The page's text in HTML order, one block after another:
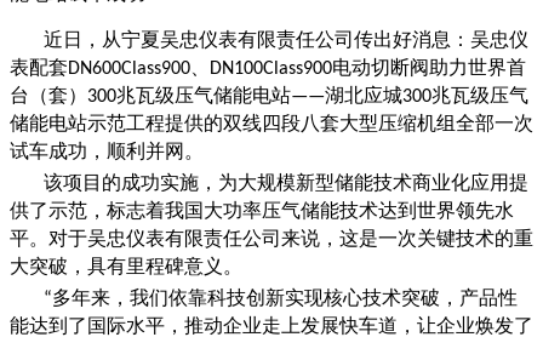
近日，从宁夏吴忠仪表有限责任公司传出好消息：吴忠仪
表配套DN600Class900 DN100Class900电动切断阀助力世界首
台（套） 300兆瓦级压气储能电站——湖北应城300兆瓦级压气
储能电站示范工程提供的双线四段八套大型压缩机组全部一次
试车成功，顺利并网。
该项目的成功实施，为大规模新型储能技术商业化应用提
供了示范，标志着我国大功率压气储能技术达到世界领先水
平。对于吴忠仪表有限责任公司来说，这是一次关键技术的重
大突破，具有里程碑意义。
“多年来，我们依靠科技创新实现核心技术突破，产品性
能达到了国际水平，推动企业走上发展快车道，让企业焕发了